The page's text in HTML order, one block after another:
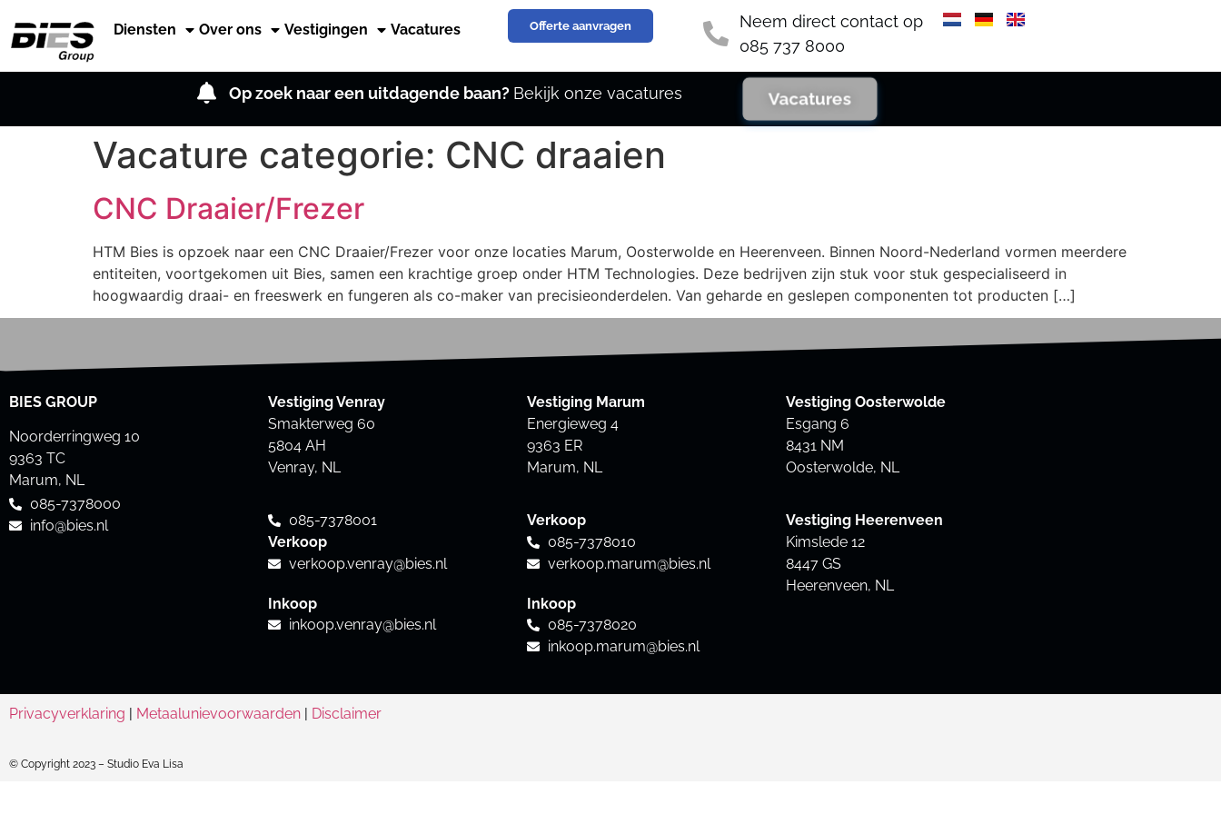
Diensten Over ons Vestigingen Vacatures Offerte aanvragen
Neem direct contact op
085 737 8000​
Op zoek naar een uitdagende baan? Bekijk onze vacatures Vacatures
Vacature categorie: CNC draaien
CNC Draaier/Frezer
HTM Bies is opzoek naar een CNC Draaier/Frezer voor onze locaties Marum, Oosterwolde en Heerenveen. Binnen Noord-Nederland vormen meerdere
entiteiten, voortgekomen uit Bies, samen een krachtige groep onder HTM Technologies. Deze bedrijven zijn stuk voor stuk gespecialiseerd in
hoogwaardig draai- en freeswerk en fungeren als co-maker van precisieonderdelen. Van geharde en geslepen componenten tot producten […]
BIES GROUP
Noorderringweg 10
9363 TC
Marum, NL
085-7378000
info@bies.nl
Vestiging Venray
Smakterweg 60
5804 AH
Venray, NL
085-7378001
Verkoop
verkoop.venray@bies.nl
Inkoop
inkoop.venray@bies.nl
Vestiging Marum
Energieweg 4
9363 ER
Marum, NL
Verkoop
085-7378010
verkoop.marum@bies.nl
Inkoop
085-7378020
inkoop.marum@bies.nl
Vestiging Oosterwolde
Esgang 6
8431 NM
Oosterwolde, NL
Vestiging Heerenveen
Kimslede 12
8447 GS
Heerenveen, NL
Privacyverklaring | Metaalunievoorwaarden | Disclaimer
© Copyright 2023 – Studio Eva Lisa